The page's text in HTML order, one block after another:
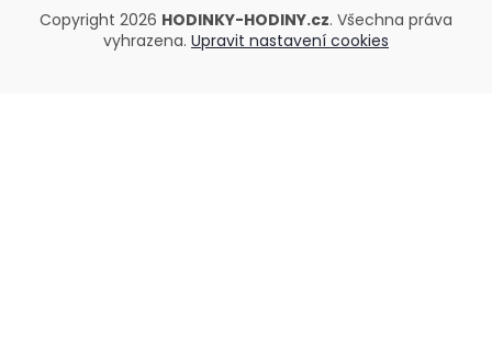
Copyright 2026 HODINKY-HODINY.cz. Všechna práva
vyhrazena. Upravit nastavení cookies